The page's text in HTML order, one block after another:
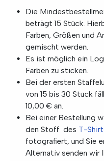
Die
beträgt 15 Stück.
Farben, Größen und
gemischt werden.
Es ist möglich ein
Farben zu sticken.
Bei der ersten
von 15 bis 30 Stück
10,00 € an.
Bei einer Bestellung
den Stoff des T-
fotografiert, und Sie
Alternativ senden wir